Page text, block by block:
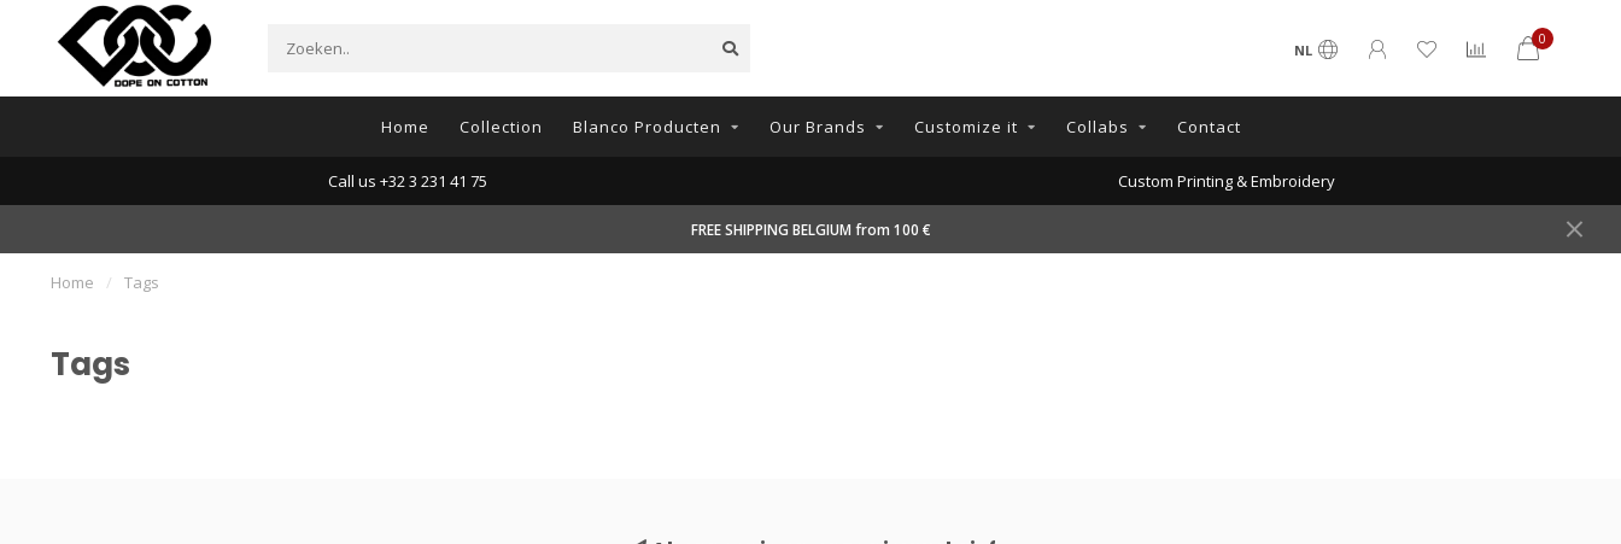
NL
0
Home Collection Blanco Producten Our Brands Customize it Collabs Contact
Call us +32 3 231 41 75 Custom Printing & Embroidery
FREE SHIPPING BELGIUM from 100 €
Home / Tags
Tags